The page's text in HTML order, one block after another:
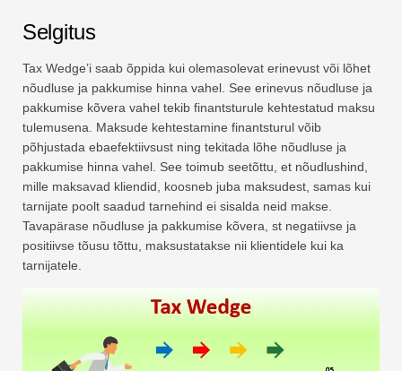
Selgitus
Tax Wedge’i saab õppida kui olemasolevat erinevust või lõhet
nõudluse ja pakkumise hinna vahel. See erinevus nõudluse ja
pakkumise kõvera vahel tekib finantsturule kehtestatud maksu
tulemusena. Maksude kehtestamine finantsturul võib
põhjustada ebaefektiivsust ning tekitada lõhe nõudluse ja
pakkumise hinna vahel. See toimub seetõttu, et nõudlushind,
mille maksavad kliendid, koosneb juba maksudest, samas kui
tarnijate poolt saadud tarnehind ei sisalda neid makse.
Tavapärase nõudluse ja pakkumise kõvera, st negatiivse ja
positiivse tõusu tõttu, maksustatakse nii klientidele kui ka
tarnijatele.